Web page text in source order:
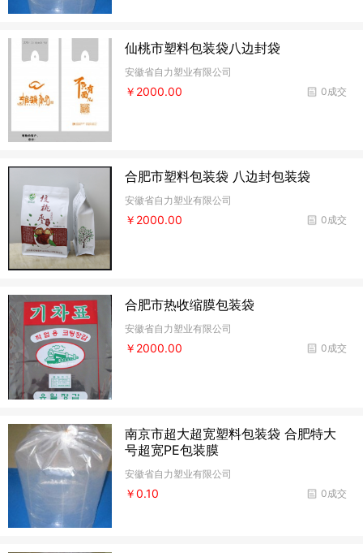
仙桃市塑料包装袋八边封袋
安徽省自力塑业有限公司
0成交
￥2000.00
合肥市塑料包装袋 八边封包装袋
安徽省自力塑业有限公司
0成交
￥2000.00
合肥市热收缩膜包装袋
安徽省自力塑业有限公司
0成交
￥2000.00
南京市超大超宽塑料包装袋 合肥特大
号超宽PE包装膜
安徽省自力塑业有限公司
0成交
￥0.10